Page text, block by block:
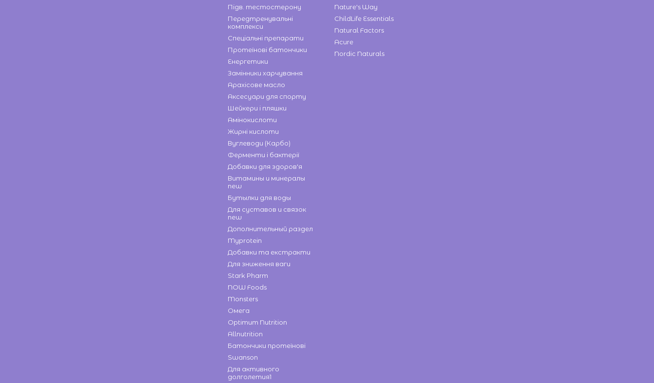
Підв. тестостерону
Передтренувальні
комплекси
Спеціальні препарати
Протеїнові батончики
Енергетики
Замінники харчування
Арахісове масло
Аксесуари для спорту
Шейкери і пляшки
Амінокислоти
Жирні кислоти
Вуглеводи (Карбо)
Ферменти і бактерії
Добавки для здоров'я
Витамины и минералы
new
Бутылки для воды
Для суставов и связок
new
Дополнительный раздел
Myprotein
Добавки та екстракти
Для зниження ваги
Stark Pharm
NOW Foods
Monsters
Омега
Optimum Nutrition
Allnutrition
Батончики протеїнові
Swanson
Для активного
долголетия1
Nature's Way
ChildLife Essentials
Natural Factors
Acure
Nordic Naturals